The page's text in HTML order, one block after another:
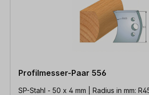
Profilmesser-Paar 556
SP-Stahl - 50 x 4 mm | Radius in mm: